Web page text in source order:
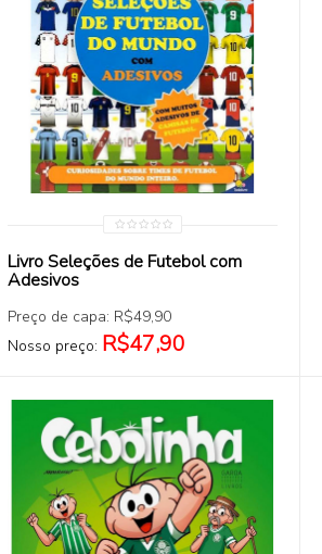
Livro Seleções de Futebol com
Adesivos
Preço de capa: R$49,90
Nosso preço: R$47,90
COMPRAR